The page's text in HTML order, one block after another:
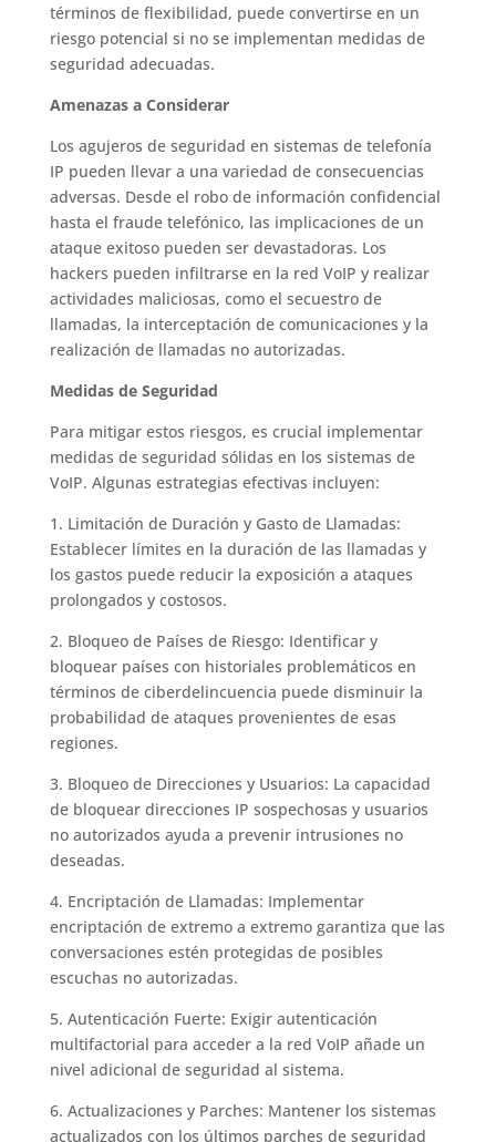
términos de flexibilidad, puede convertirse en un
riesgo potencial si no se implementan medidas de
seguridad adecuadas.
Amenazas a Considerar
Los agujeros de seguridad en sistemas de telefonía
IP pueden llevar a una variedad de consecuencias
adversas. Desde el robo de información confidencial
hasta el fraude telefónico, las implicaciones de un
ataque exitoso pueden ser devastadoras. Los
hackers pueden infiltrarse en la red VoIP y realizar
actividades maliciosas, como el secuestro de
llamadas, la interceptación de comunicaciones y la
realización de llamadas no autorizadas.
Medidas de Seguridad
Para mitigar estos riesgos, es crucial implementar
medidas de seguridad sólidas en los sistemas de
VoIP. Algunas estrategias efectivas incluyen:
1. Limitación de Duración y Gasto de Llamadas:
Establecer límites en la duración de las llamadas y
los gastos puede reducir la exposición a ataques
prolongados y costosos.
2. Bloqueo de Países de Riesgo: Identificar y
bloquear países con historiales problemáticos en
términos de ciberdelincuencia puede disminuir la
probabilidad de ataques provenientes de esas
regiones.
3. Bloqueo de Direcciones y Usuarios: La capacidad
de bloquear direcciones IP sospechosas y usuarios
no autorizados ayuda a prevenir intrusiones no
deseadas.
4. Encriptación de Llamadas: Implementar
encriptación de extremo a extremo garantiza que las
conversaciones estén protegidas de posibles
escuchas no autorizadas.
5. Autenticación Fuerte: Exigir autenticación
multifactorial para acceder a la red VoIP añade un
nivel adicional de seguridad al sistema.
6. Actualizaciones y Parches: Mantener los sistemas
actualizados con los últimos parches de seguridad